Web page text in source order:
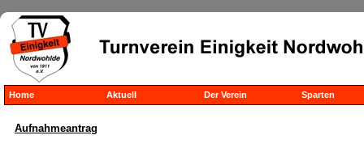
Home Aktuell Der Verein Sparten
Aufnahmeantrag